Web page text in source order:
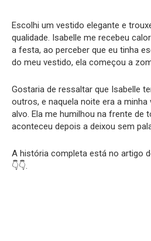
Escolhi um vestido elegante e
qualidade. Isabelle me recebeu
a festa, ao perceber que eu tinha
do meu vestido, ela começou a
Gostaria de ressaltar que Isabelle
outros, e naquela noite era a
alvo. Ela me humilhou na frente de
aconteceu depois a deixou sem
A história completa está no artigo
👇👇.